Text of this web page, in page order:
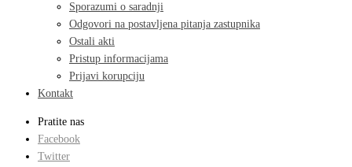
Sporazumi o saradnji
Odgovori na postavljena pitanja zastupnika
Ostali akti
Pristup informacijama
Prijavi korupciju
Kontakt
Pratite nas
Facebook
Twitter